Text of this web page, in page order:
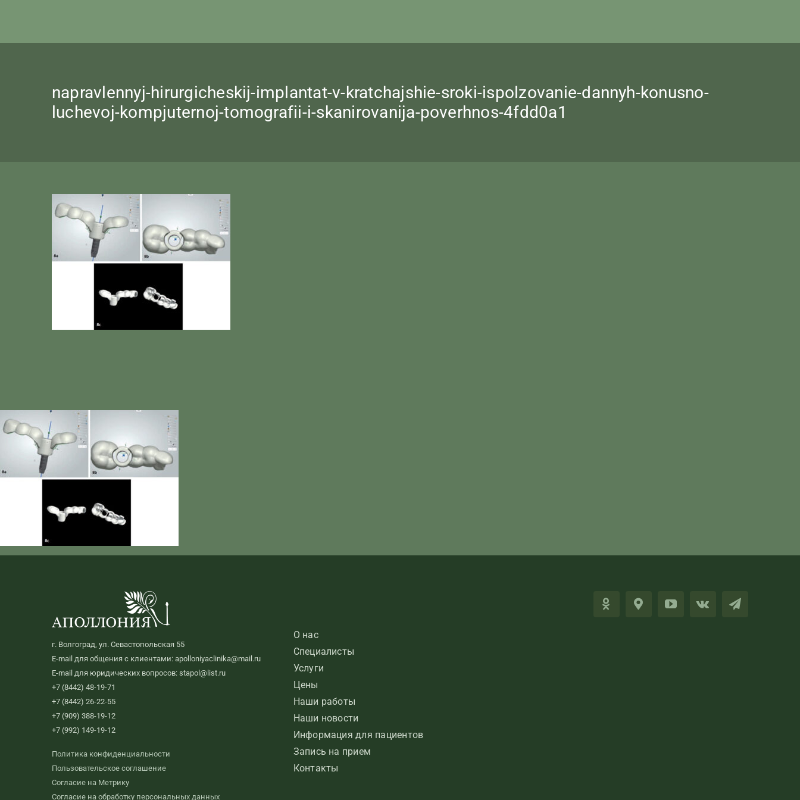
napravlennyj-hirurgicheskij-implantat-v-kratchajshie-sroki-ispolzovanie-dannyh-konusno-
luchevoj-kompjuternoj-tomografii-i-skanirovanija-poverhnos-4fdd0a1
г. Волгоград, ул. Севастопольская 55
E-mail для общения с клиентами: apolloniyaclinika@mail.ru
E-mail для юридических вопросов: stapol@list.ru
+7 (8442) 48-19-71
+7 (8442) 26-22-55
+7 (909) 388-19-12
+7 (992) 149-19-12
Политика конфиденциальности
Пользовательское соглашение
Согласие на Метрику
Согласие на обработку персональных данных
О нас
Специалисты
Услуги
Цены
Наши работы
Наши новости
Информация для пациентов
Запись на прием
Контакты